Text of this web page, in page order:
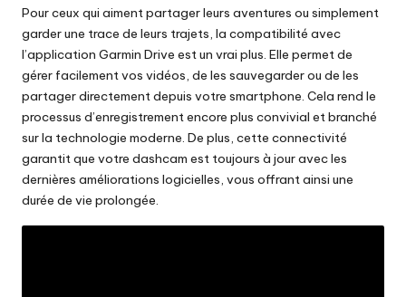
Pour ceux qui aiment partager leurs aventures ou simplement
garder une trace de leurs trajets, la compatibilité avec
l’application Garmin Drive est un vrai plus. Elle permet de
gérer facilement vos vidéos, de les sauvegarder ou de les
partager directement depuis votre smartphone. Cela rend le
processus d’enregistrement encore plus convivial et branché
sur la technologie moderne. De plus, cette connectivité
garantit que votre dashcam est toujours à jour avec les
dernières améliorations logicielles, vous offrant ainsi une
durée de vie prolongée.